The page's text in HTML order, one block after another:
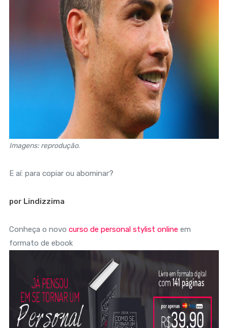
Imagens: reprodução.
E aí: para copiar ou abominar?
por Lindizzima
Conheça o novo curso de personal stylist online em
formato de ebook